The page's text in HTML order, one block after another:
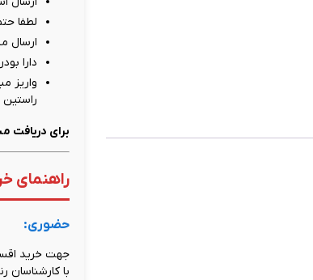
لطفا
دارا
راستین
برای دریافت
راهنمای
حضوری:
جهت خرید
با کارشناسان